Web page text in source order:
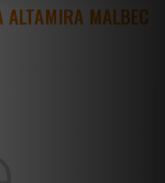
ALTAMIRA MALBEC